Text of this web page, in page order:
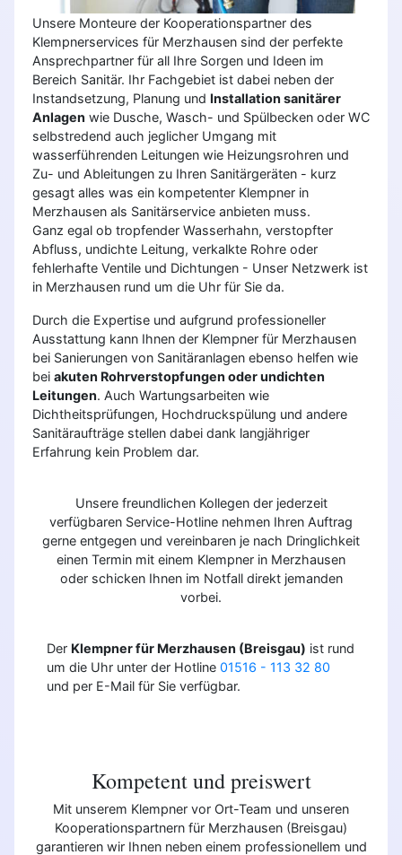
Unsere Monteure der Kooperationspartner des
Klempnerservices für Merzhausen sind der perfekte
Ansprechpartner für all Ihre Sorgen und Ideen im
Bereich Sanitär. Ihr Fachgebiet ist dabei neben der
Instandsetzung, Planung und Installation sanitärer
Anlagen wie Dusche, Wasch- und Spülbecken oder WC
selbstredend auch jeglicher Umgang mit
wasserführenden Leitungen wie Heizungsrohren und
Zu- und Ableitungen zu Ihren Sanitärgeräten - kurz
gesagt alles was ein kompetenter Klempner in
Merzhausen als Sanitärservice anbieten muss.
Ganz egal ob tropfender Wasserhahn, verstopfter
Abfluss, undichte Leitung, verkalkte Rohre oder
fehlerhafte Ventile und Dichtungen - Unser Netzwerk ist
in Merzhausen rund um die Uhr für Sie da.
Durch die Expertise und aufgrund professioneller
Ausstattung kann Ihnen der Klempner für Merzhausen
bei Sanierungen von Sanitäranlagen ebenso helfen wie
bei akuten Rohrverstopfungen oder undichten
Leitungen. Auch Wartungsarbeiten wie
Dichtheitsprüfungen, Hochdruckspülung und andere
Sanitäraufträge stellen dabei dank langjähriger
Erfahrung kein Problem dar.
Unsere freundlichen Kollegen der jederzeit
verfügbaren Service-Hotline nehmen Ihren Auftrag
gerne entgegen und vereinbaren je nach Dringlichkeit
einen Termin mit einem Klempner in Merzhausen
oder schicken Ihnen im Notfall direkt jemanden
vorbei.
Der Klempner für Merzhausen (Breisgau) ist rund
um die Uhr unter der Hotline 01516 - 113 32 80
und per E-Mail für Sie verfügbar.
Kompetent und preiswert
Mit unserem Klempner vor Ort-Team und unseren
Kooperationspartnern für Merzhausen (Breisgau)
garantieren wir Ihnen neben einem professionellem und